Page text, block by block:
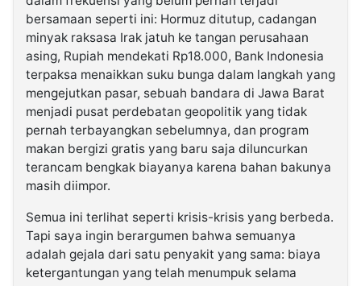
bersamaan seperti ini: Hormuz ditutup, cadangan
minyak raksasa Irak jatuh ke tangan perusahaan
asing, Rupiah mendekati Rp18.000, Bank Indonesia
terpaksa menaikkan suku bunga dalam langkah yang
mengejutkan pasar, sebuah bandara di Jawa Barat
menjadi pusat perdebatan geopolitik yang tidak
pernah terbayangkan sebelumnya, dan program
makan bergizi gratis yang baru saja diluncurkan
terancam bengkak biayanya karena bahan bakunya
masih diimpor.
Semua ini terlihat seperti krisis-krisis yang berbeda.
Tapi saya ingin berargumen bahwa semuanya
adalah gejala dari satu penyakit yang sama: biaya
ketergantungan yang telah menumpuk selama